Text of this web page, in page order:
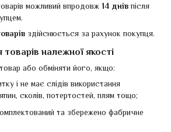
можливий впродовж14 днівпісля
здійснюється за рахунок покупця.
належної якості
або обміняти його, якщо:
і не має слідів використання
сколів, потертостей, плям тощо;
та збережено фабричне